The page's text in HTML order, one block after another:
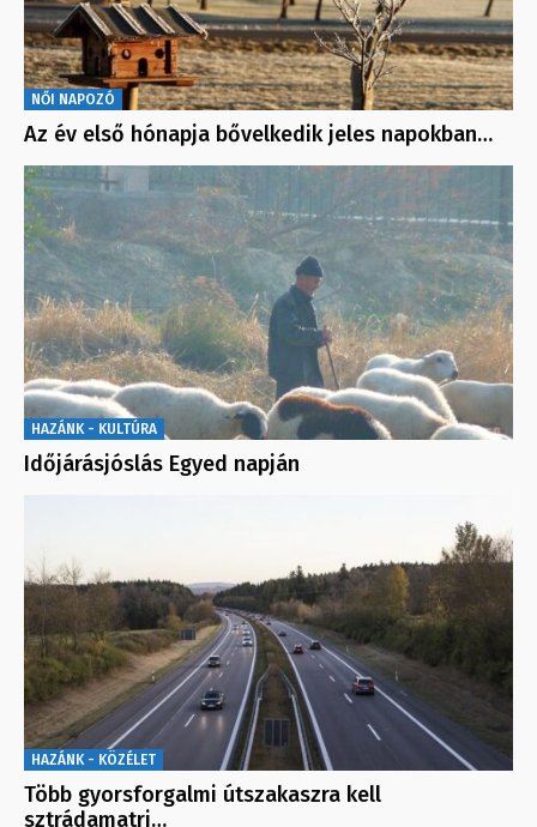
NŐI NAPOZÓ
Az év első hónapja bővelkedik jeles napokban…
HAZÁNK - KULTÚRA
Időjárásjóslás Egyed napján
HAZÁNK - KÖZÉLET
Több gyorsforgalmi útszakaszra kell
sztrádamatri…